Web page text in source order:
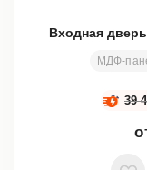
Входная
МДФ-
39